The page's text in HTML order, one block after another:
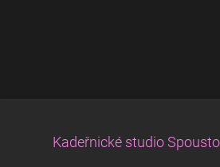
Kadeřnické studio